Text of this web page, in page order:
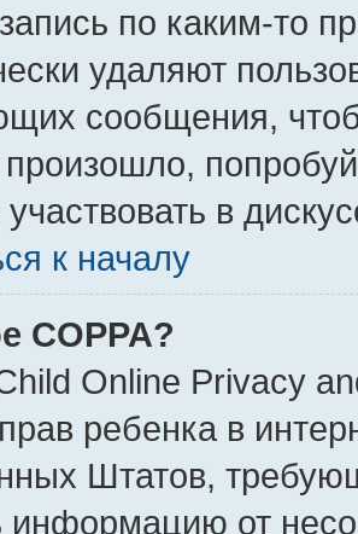
по каким-то
удаляют
сообщения,
в
к началу
COPPA?
Online Privacy
ребенка в
Штатов,
информацию от